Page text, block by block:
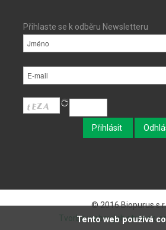
Tento web používá
Přihlaste se k odběru Newsletteru
© 2016 Biopurus
Tvorba webových stránek,